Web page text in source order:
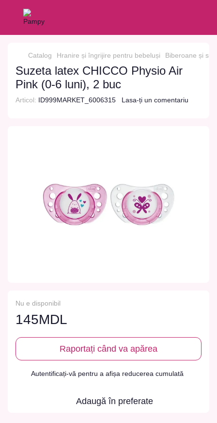
Catalog Hranire și îngrijire pentru bebeluși Biberoane și
Suzeta latex CHICCO Physio Air
Pink (0-6 luni), 2 buc
Articol: ID999MARKET_6006315 Lasa-ți un comentariu
Nu e disponibil
145MDL
Raportați când va apărea
Autentificați-vă pentru a afișa reducerea cumulată
Adaugă în preferate